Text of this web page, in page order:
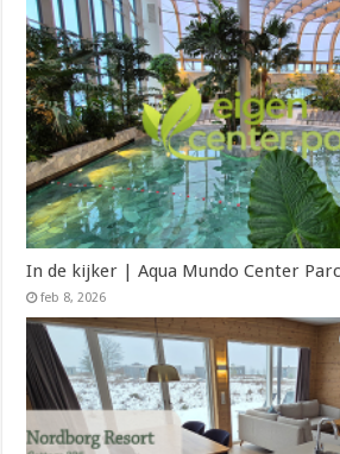
In de kijker | Aqua Mundo Center
feb 8, 2026